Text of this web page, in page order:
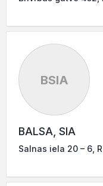
BSIA
BALSA, SIA
Salnas iela 20 – 6,